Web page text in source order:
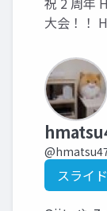
大会！！
スライ